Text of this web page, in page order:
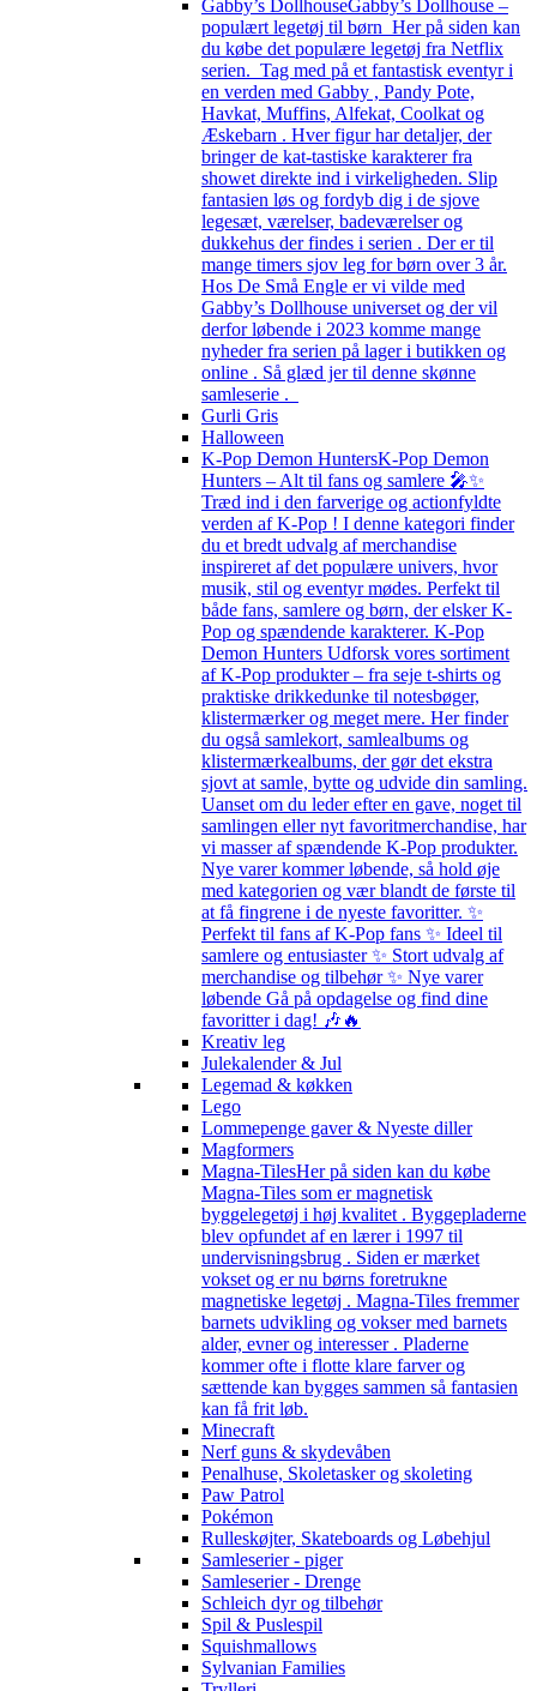
Gabby’s DollhouseGabby’s Dollhouse –
populært legetøj til børn Her på siden kan
du købe det populære legetøj fra Netflix
serien. Tag med på et fantastisk eventyr i
en verden med Gabby , Pandy Pote,
Havkat, Muffins, Alfekat, Coolkat og
Æskebarn . Hver figur har detaljer, der
bringer de kat-tastiske karakterer fra
showet direkte ind i virkeligheden. Slip
fantasien løs og fordyb dig i de sjove
legesæt, værelser, badeværelser og
dukkehus der findes i serien . Der er til
mange timers sjov leg for børn over 3 år.
Hos De Små Engle er vi vilde med
Gabby’s Dollhouse universet og der vil
derfor løbende i 2023 komme mange
nyheder fra serien på lager i butikken og
online . Så glæd jer til denne skønne
samleserie .
Gurli Gris
Halloween
K-Pop Demon HuntersK-Pop Demon
Hunters – Alt til fans og samlere 🎤✨
Træd ind i den farverige og actionfyldte
verden af K-Pop ! I denne kategori finder
du et bredt udvalg af merchandise
inspireret af det populære univers, hvor
musik, stil og eventyr mødes. Perfekt til
både fans, samlere og børn, der elsker K-
Pop og spændende karakterer. K-Pop
Demon Hunters Udforsk vores sortiment
af K-Pop produkter – fra seje t-shirts og
praktiske drikkedunke til notesbøger,
klistermærker og meget mere. Her finder
du også samlekort, samlealbums og
klistermærkealbums, der gør det ekstra
sjovt at samle, bytte og udvide din samling.
Uanset om du leder efter en gave, noget til
samlingen eller nyt favoritmerchandise, har
vi masser af spændende K-Pop produkter.
Nye varer kommer løbende, så hold øje
med kategorien og vær blandt de første til
at få fingrene i de nyeste favoritter. ✨
Perfekt til fans af K-Pop fans ✨ Ideel til
samlere og entusiaster ✨ Stort udvalg af
merchandise og tilbehør ✨ Nye varer
løbende Gå på opdagelse og find dine
favoritter i dag! 🎶🔥
Kreativ leg
Julekalender & Jul
Legemad & køkken
Lego
Lommepenge gaver & Nyeste diller
Magformers
Magna-TilesHer på siden kan du købe
Magna-Tiles som er magnetisk
byggelegetøj i høj kvalitet . Byggepladerne
blev opfundet af en lærer i 1997 til
undervisningsbrug . Siden er mærket
vokset og er nu børns foretrukne
magnetiske legetøj . Magna-Tiles fremmer
barnets udvikling og vokser med barnets
alder, evner og interesser . Pladerne
kommer ofte i flotte klare farver og
sættende kan bygges sammen så fantasien
kan få frit løb.
Minecraft
Nerf guns & skydevåben
Penalhuse, Skoletasker og skoleting
Paw Patrol
Pokémon
Rulleskøjter, Skateboards og Løbehjul
Samleserier - piger
Samleserier - Drenge
Schleich dyr og tilbehør
Spil & Puslespil
Squishmallows
Sylvanian Families